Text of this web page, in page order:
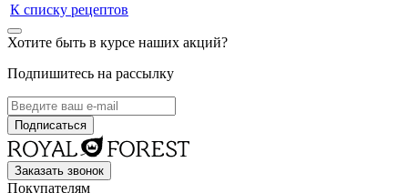
К списку рецептов
Хотите быть в курсе наших акций?
Подпишитесь на рассылку
Заказать звонок
Покупателям